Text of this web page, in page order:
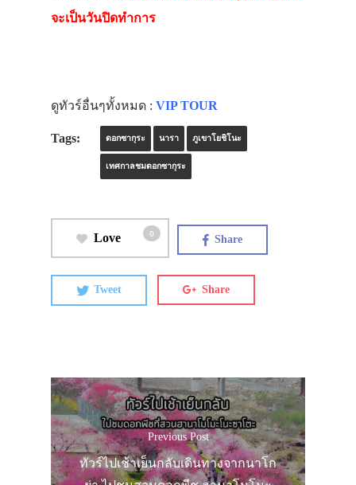
จะเป็นวันปิดทำการ
ดูทัวร์อื่นๆทั้งหมด : VIP TOUR
Tags: ดอกซากุระ นารา ภูเขาโยชิโนะ
เทศกาลชมดอกซากุระ
Love 0 Share
Tweet Share
Previous Post
ทัวร์ไปเช้าเย็นกลับเดินทางจากนาโก